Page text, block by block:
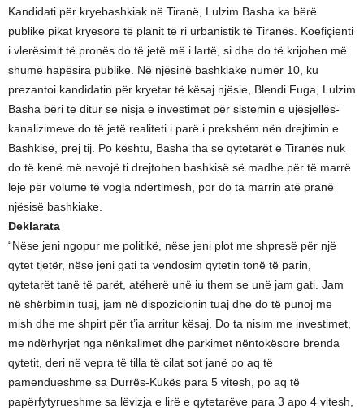
Kandidati për kryebashkiak në Tiranë, Lulzim Basha ka bërë
publike pikat kryesore të planit të ri urbanistik të Tiranës. Koefiçienti
i vlerësimit të pronës do të jetë më i lartë, si dhe do të krijohen më
shumë hapësira publike. Në njësinë bashkiake numër 10, ku
prezantoi kandidatin për kryetar të kësaj njësie, Blendi Fuga, Lulzim
Basha bëri te ditur se nisja e investimet për sistemin e ujësjellës-
kanalizimeve do të jetë realiteti i parë i prekshëm nën drejtimin e
Bashkisë, prej tij. Po kështu, Basha tha se qytetarët e Tiranës nuk
do të kenë më nevojë ti drejtohen bashkisë së madhe për të marrë
leje për volume të vogla ndërtimesh, por do ta marrin atë pranë
njësisë bashkiake.
Deklarata
“Nëse jeni ngopur me politikë, nëse jeni plot me shpresë për një
qytet tjetër, nëse jeni gati ta vendosim qytetin tonë të parin,
qytetarët tanë të parët, atëherë unë iu them se unë jam gati. Jam
në shërbimin tuaj, jam në dispozicionin tuaj dhe do të punoj me
mish dhe me shpirt për t’ia arritur kësaj. Do ta nisim me investimet,
me ndërhyrjet nga nënkalimet dhe parkimet nëntokësore brenda
qytetit, deri në vepra të tilla të cilat sot janë po aq të
pamendueshme sa Durrës-Kukës para 5 vitesh, po aq të
papërfytyrueshme sa lëvizja e lirë e qytetarëve para 3 apo 4 vitesh,